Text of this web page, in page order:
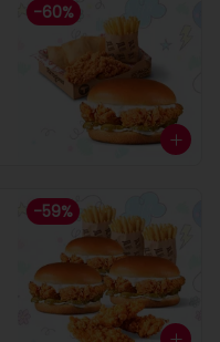
-60%
-59%